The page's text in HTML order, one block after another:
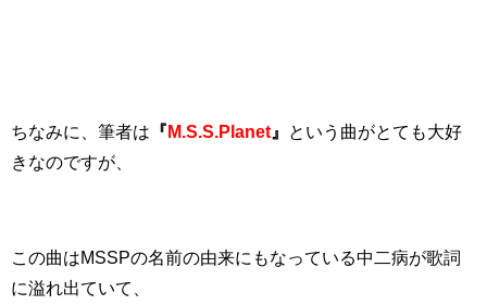
ちなみに、筆者は 『 M.S.S.Planet 』
という曲がとても大好
きなのですが、
この曲はMSSPの名前の由来にもなっている中二病が歌詞
に溢れ出ていて、